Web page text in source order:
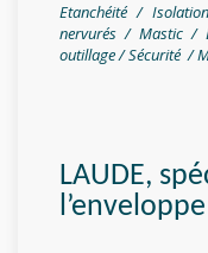
Etanchéité /
nervurés / Mastic
outillage / Sécurité /
LAUDE,